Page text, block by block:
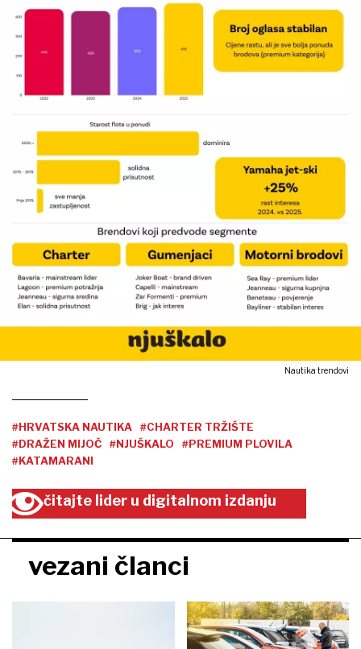
Nautika trendovi
#HRVATSKA NAUTIKA
#CHARTER TRŽIŠTE
#DRAŽEN MIJOČ
#NJUŠKALO
#PREMIUM PLOVILA
#KATAMARANI
čitajte lider u digitalnom izdanju
vezani članci